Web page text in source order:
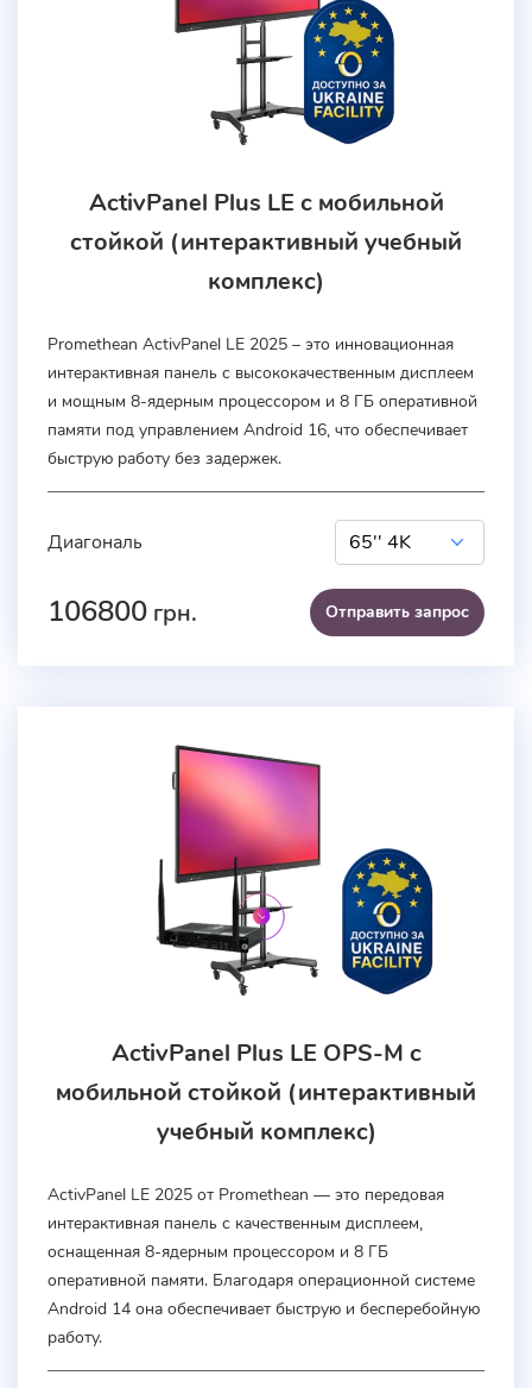
ActivPanel Plus LE с мобильной
стойкой (интерактивный учебный
комплекс)
Promethean ActivPanel LE 2025 – это инновационная
интерактивная панель с высококачественным дисплеем
и мощным 8-ядерным процессором и 8 ГБ оперативной
памяти под управлением Android 16, что обеспечивает
быструю работу без задержек.
Диагональ
106800 грн. Отправить запроc
ActivPanel Plus LE OPS-M с
мобильной стойкой (интерактивный
учебный комплекс)
ActivPanel LE 2025 от Promethean — это передовая
интерактивная панель с качественным дисплеем,
оснащенная 8-ядерным процессором и 8 ГБ
оперативной памяти. Благодаря операционной системе
Android 14 она обеспечивает быструю и бесперебойную
работу.